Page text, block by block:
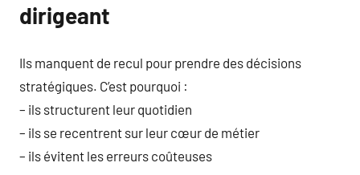
dirigeant
Ils manquent de recul pour prendre des décisions
stratégiques. C’est pourquoi :
– ils structurent leur quotidien
– ils se recentrent sur leur cœur de métier
– ils évitent les erreurs coûteuses